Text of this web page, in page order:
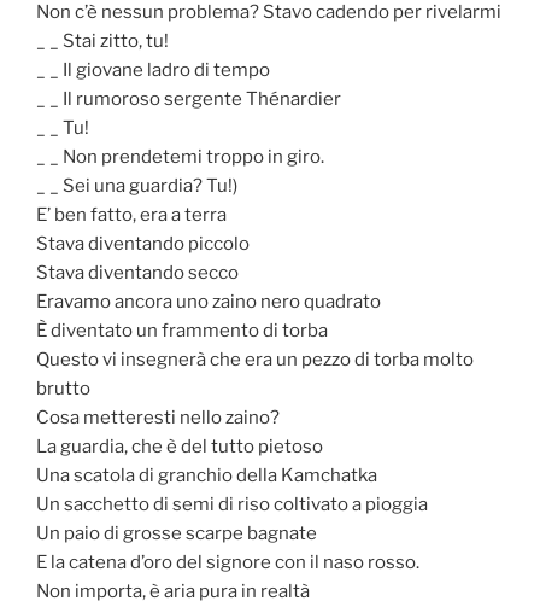
Non c’è nessun problema? Stavo cadendo per rivelarmi
_ _ Stai zitto, tu!
_ _ Il giovane ladro di tempo
_ _ Il rumoroso sergente Thénardier
_ _ Tu!
_ _ Non prendetemi troppo in giro.
_ _ Sei una guardia? Tu!)
E’ ben fatto, era a terra
Stava diventando piccolo
Stava diventando secco
Eravamo ancora uno zaino nero quadrato
È diventato un frammento di torba
Questo vi insegnerà che era un pezzo di torba molto
brutto
Cosa metteresti nello zaino?
La guardia, che è del tutto pietoso
Una scatola di granchio della Kamchatka
Un sacchetto di semi di riso coltivato a pioggia
Un paio di grosse scarpe bagnate
E la catena d’oro del signore con il naso rosso.
Non importa, è aria pura in realtà